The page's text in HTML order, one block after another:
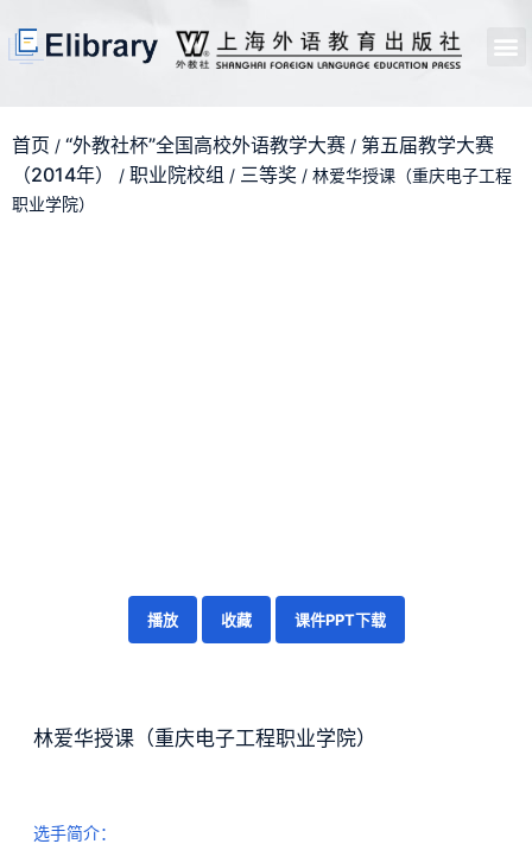
首页 / “外教社杯”全国高校外语教学大赛 / 第五届教学大赛
（2014年）
/ 职业院校组 / 三等奖 / 林爱华授课（重庆电子工程
职业学院）
播放 收藏 课件PPT下载
林爱华授课（重庆电子工程职业学院）
选手简介：